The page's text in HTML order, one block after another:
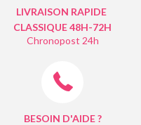
LIVRAISON RAPIDE
CLASSIQUE 48H-72H
Chronopost 24h
BESOIN D'AIDE ?